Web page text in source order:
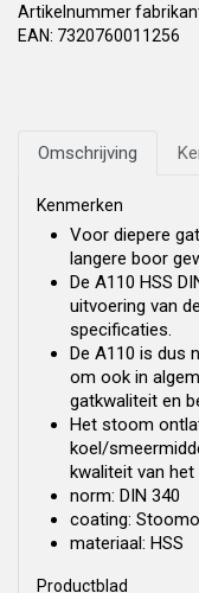
Artikelnummer
EAN: 7320760011256
Omschrijving
Kenmerken
Voor diepere
langere boor
De A110 HSS
uitvoering van
specificaties.
De A110 is dus
om ook in
gatkwaliteit en
Het stoom
koel/
kwaliteit van
norm: DIN 340
coating:
materiaal: HSS
Productblad